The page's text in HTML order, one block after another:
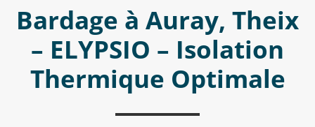
Bardage à Auray, Theix
– ELYPSIO – Isolation
Thermique Optimale